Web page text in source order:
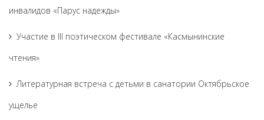
инвалидов «Парус надежды»
Участие в III поэтическом фестивале «Касмынинские
чтения»
Литературная встреча с детьми в санатории Октябрьское
ущелье